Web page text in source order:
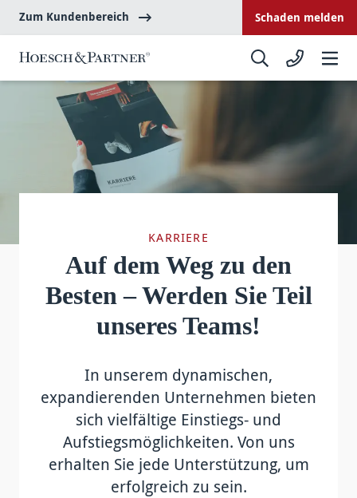
Zum Kundenbereich Schaden melden
Auf dem Weg zu den
Besten – Werden Sie Teil
unseres Teams!
KARRIERE
In unserem dynamischen,
expandierenden Unternehmen bieten
sich vielfältige Einstiegs- und
Aufstiegsmöglichkeiten. Von uns
erhalten Sie jede Unterstützung, um
erfolgreich zu sein.